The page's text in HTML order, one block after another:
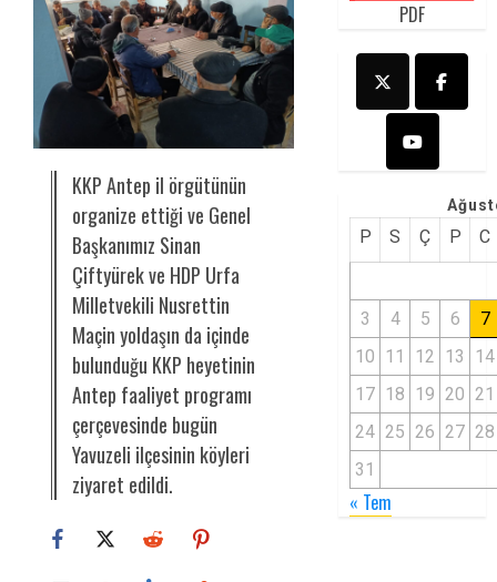
KKP Antep il örgütünün
organize ettiği ve Genel
Başkanımız Sinan
Çiftyürek ve HDP Urfa
Milletvekili Nusrettin
Maçin yoldaşın da içinde
bulunduğu KKP heyetinin
Antep faaliyet programı
çerçevesinde bugün
Yavuzeli ilçesinin köyleri
ziyaret edildi.
PDF
P S Ç P C
3 4 5 6
7
10 11 12 13
14
17 18 19 20 21
24 25 26 27 28
31
« Tem